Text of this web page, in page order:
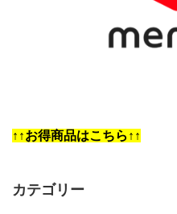
↑↑お得商品はこちら↑↑
カテゴリー